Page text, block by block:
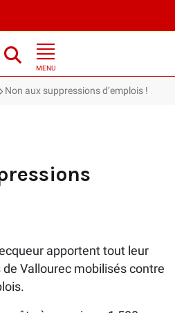
MENU
Non aux suppressions d’emplois !
apportent tout leur
Vallourec mobilisés contre